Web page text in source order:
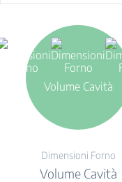
Volume Cavità
Dimensioni Forno
Volume Cavità